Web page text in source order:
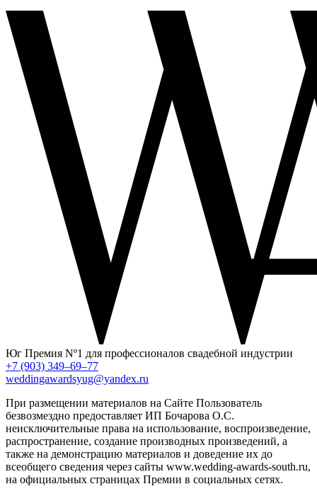
Юг Премия Nº1 для профессионалов свадебной индустрии
+7 (903) 349–69–77
weddingawardsyug@yandex.ru
При размещении материалов на Сайте Пользователь
безвозмездно предоставляет ИП Бочарова О.С.
неисключительные права на использование, воспроизведение,
распространение, создание производных произведений, а
также на демонстрацию материалов и доведение их до
всеобщего сведения через сайты www.wedding-awards-south.ru,
на официальных страницах Премии в социальных сетях.